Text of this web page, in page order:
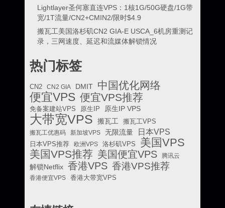
Lightlayer圣何塞直连VPS：1核1G/50G硬盘/1G带
宽/1T流量/CN2+CMIN2/限时$4.9
搬瓦工美国洛杉矶CN2 GIA-E USCA_6机房重测记
录，三网速度、延迟和流媒体解锁情况
热门标签
CN2 CN2 GIA DMIT 中国优化网络
便宜VPS 便宜VPS推荐
免备案建站VPS 原生IP 原生IP VPS
大带宽VPS 搬瓦工
搬瓦工VPS
搬瓦工优惠码
新加坡VPS 无限流量 日本VPS
日本VPS推荐 欧洲VPS 洛杉矶VPS 美国VPS
美国VPS推荐 美国便宜VPS 腾讯云
解锁Netflix 香港VPS 香港VPS推荐
香港便宜VPS 香港大带宽VPS